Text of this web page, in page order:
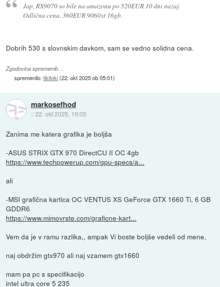
Jap, RX9070 so bile na amazonu po 520EUR 10 dni nazaj.
Odlična cena. 360EUR 9060xt 16gb.
Dobrih 530 s slovnskim davkom, sam se vedno solidna cena.
Zgodovina sprememb…
spremenilo:tikitoki(22. okt 2025 ob 05:01)
markosefhod
::22. okt 2025, 19:05
Zanima me katera grafika je boljša
-ASUS STRIX GTX 970 DirectCU II OC 4gb
https://www.techpowerup.com/gpu-specs/a...
ali
-MSI grafična kartica OC VENTUS XS GeForce GTX 1660 Ti, 6 GB
GDDR6
https://www.mimovrste.com/graficne-kart...
Vem da je v ramu razlika,, ampak Vi boste boljše vedeli od mene,
naj obdržim gtx970 ali naj vzamem gtx1660
mam pa pc s specifikacijo
intel ultra core 5 235